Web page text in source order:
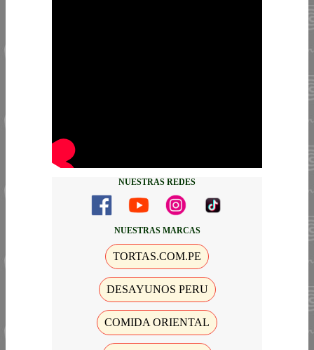
NUESTRAS REDES
NUESTRAS MARCAS
TORTAS.COM.PE
DESAYUNOS PERU
COMIDA ORIENTAL